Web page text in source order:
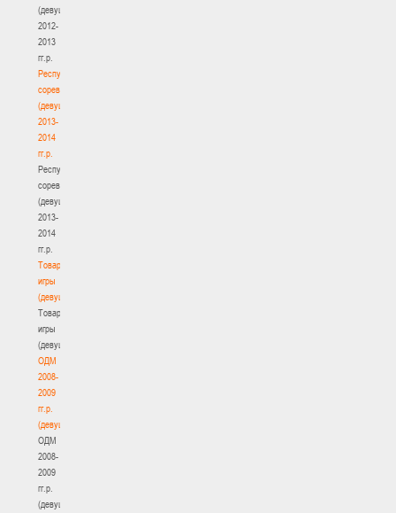
(девушки)
2012-
2013
гг.р.
Республиканские
соревнования
(девушки)
2013-
2014
гг.р.
Республиканские
соревнования
(девушки)
2013-
2014
гг.р.
Товарищеские
игры
(девушки)
Товарищеские
игры
(девушки)
ОДМ
2008-
2009
гг.р.
(девушки)
ОДМ
2008-
2009
гг.р.
(девушки)